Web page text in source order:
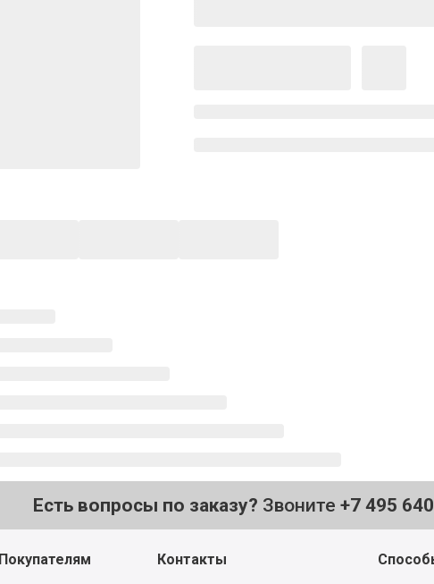
Есть вопросы по заказу? Звоните +7 495
Покупателям Контакты